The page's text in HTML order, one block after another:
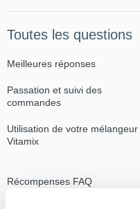
Toutes les questions
Meilleures réponses
Passation et suivi des
commandes
Utilisation de votre mélangeur
Vitamix
Récompenses FAQ